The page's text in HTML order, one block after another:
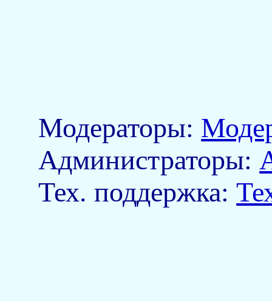
Модераторы:
Aдминистраторы:
Тех. поддержка: